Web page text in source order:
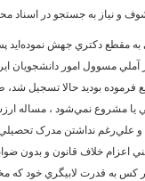
و نياز به جستجو در اسناد
به مقطع دکتري جهش
مسوول امور دانشجويان
بوديد حالا تسجيل شد،
يا مشروع نمي‌شود ، مساله
علي‌رغم نداشتن مدرک
اعزام خلاف قانون و بدون
هر کس به قدرت لابيگري خود